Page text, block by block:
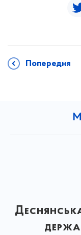
Попередня